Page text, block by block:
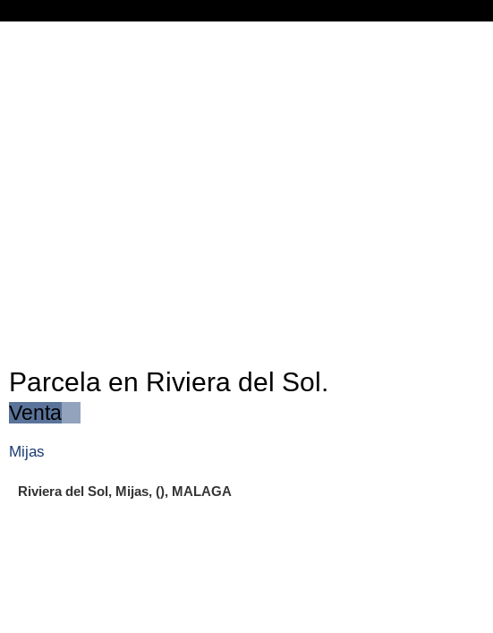
Parcela en Riviera del Sol.
Venta
Mijas
Riviera del Sol, Mijas, (), MALAGA